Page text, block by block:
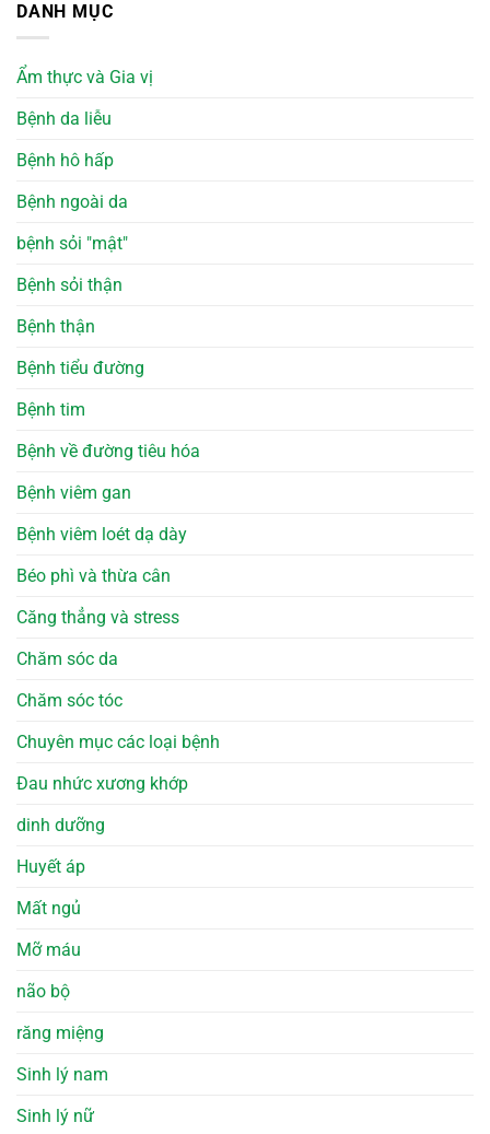
DANH MỤC
Ẩm thực và Gia vị
Bệnh da liễu
Bệnh hô hấp
Bệnh ngoài da
bệnh sỏi "mật"
Bệnh sỏi thận
Bệnh thận
Bệnh tiểu đường
Bệnh tim
Bệnh về đường tiêu hóa
Bệnh viêm gan
Bệnh viêm loét dạ dày
Béo phì và thừa cân
Căng thẳng và stress
Chăm sóc da
Chăm sóc tóc
Chuyên mục các loại bệnh
Đau nhức xương khớp
dinh dưỡng
Huyết áp
Mất ngủ
Mỡ máu
não bộ
răng miệng
Sinh lý nam
Sinh lý nữ